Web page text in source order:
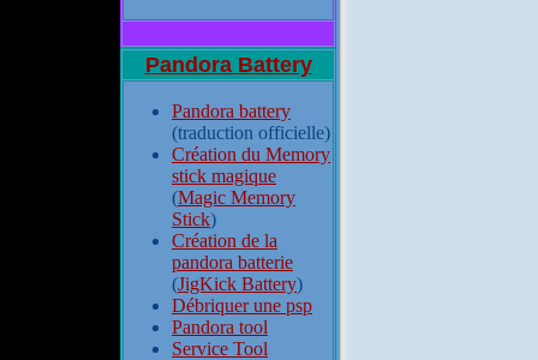
Pandora Battery
Pandora battery
(traduction officielle)
Création du Memory
stick magique
(Magic Memory
Stick)
Création de la
pandora batterie
(JigKick Battery)
Débriquer une psp
Pandora tool
Service Tool